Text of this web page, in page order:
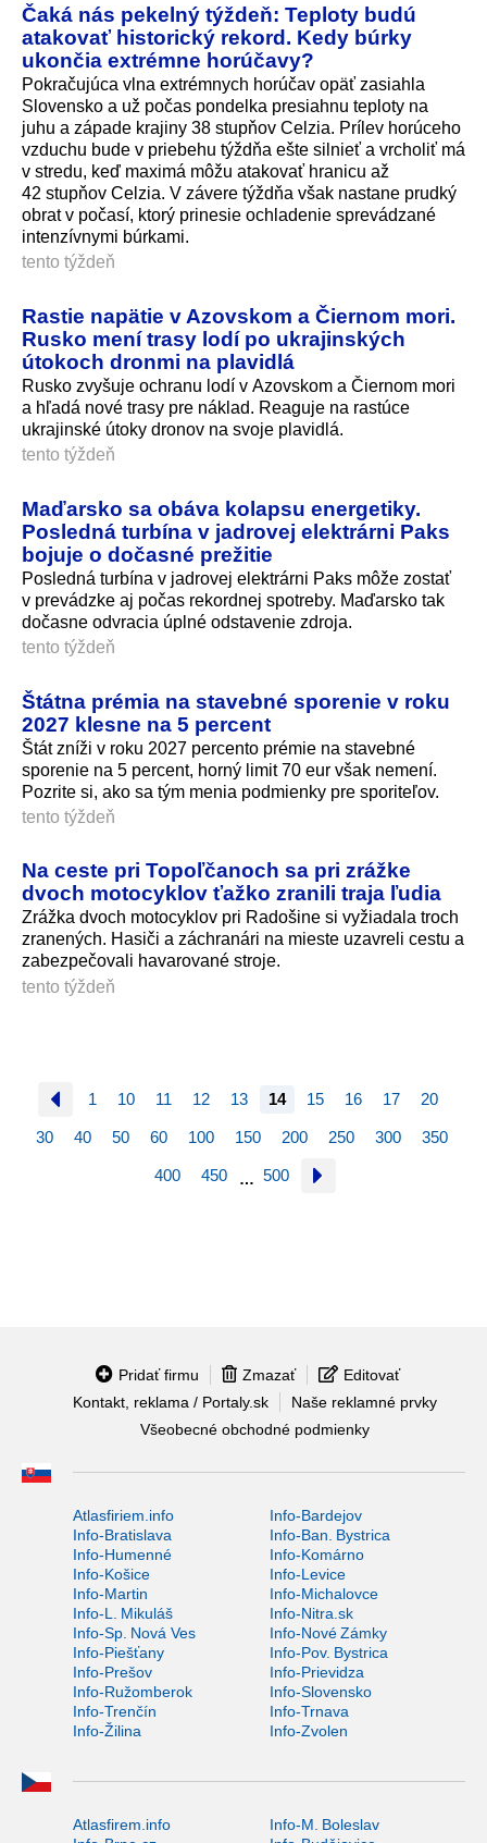
Čaká nás pekelný týždeň: Teploty budú
atakovať historický rekord. Kedy búrky
ukončia extrémne horúčavy?
Pokračujúca vlna extrémnych horúčav opäť zasiahla
Slovensko a už počas pondelka presiahnu teploty na
juhu a západe krajiny 38 stupňov Celzia. Prílev horúceho
vzduchu bude v priebehu týždňa ešte silnieť a vrcholiť má
v stredu, keď maximá môžu atakovať hranicu až
42 stupňov Celzia. V závere týždňa však nastane prudký
obrat v počasí, ktorý prinesie ochladenie sprevádzané
intenzívnymi búrkami.
tento týždeň
Rastie napätie v Azovskom a Čiernom mori.
Rusko mení trasy lodí po ukrajinských
útokoch dronmi na plavidlá
Rusko zvyšuje ochranu lodí v Azovskom a Čiernom mori
a hľadá nové trasy pre náklad. Reaguje na rastúce
ukrajinské útoky dronov na svoje plavidlá.
tento týždeň
Maďarsko sa obáva kolapsu energetiky.
Posledná turbína v jadrovej elektrárni Paks
bojuje o dočasné prežitie
Posledná turbína v jadrovej elektrárni Paks môže zostať
v prevádzke aj počas rekordnej spotreby. Maďarsko tak
dočasne odvracia úplné odstavenie zdroja.
tento týždeň
Štátna prémia na stavebné sporenie v roku
2027 klesne na 5 percent
Štát zníži v roku 2027 percento prémie na stavebné
sporenie na 5 percent, horný limit 70 eur však nemení.
Pozrite si, ako sa tým menia podmienky pre sporiteľov.
tento týždeň
Na ceste pri Topoľčanoch sa pri zrážke
dvoch motocyklov ťažko zranili traja ľudia
Zrážka dvoch motocyklov pri Radošine si vyžiadala troch
zranených. Hasiči a záchranári na mieste uzavreli cestu a
zabezpečovali havarované stroje.
tento týždeň
1 10 11 12 13 14 15 16 17 20
30 40 50 60 100 150 200 250 300 350
400 450 … 500
Pridať firmu Zmazať
Editovať
Kontakt, reklama / Portaly.sk
Naše reklamné prvky
Všeobecné obchodné podmienky
Atlasfiriem.info
Info-Bardejov
Info-Bratislava
Info-Ban. Bystrica
Info-Humenné
Info-Komárno
Info-Košice
Info-Levice
Info-Martin
Info-Michalovce
Info-L. Mikuláš
Info-Nitra.sk
Info-Sp. Nová Ves
Info-Nové Zámky
Info-Piešťany
Info-Pov. Bystrica
Info-Prešov
Info-Prievidza
Info-Ružomberok
Info-Slovensko
Info-Trenčín
Info-Trnava
Info-Žilina
Info-Zvolen
Atlasfirem.info
Info-M. Boleslav